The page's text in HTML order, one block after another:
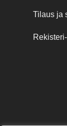
Tilaus ja